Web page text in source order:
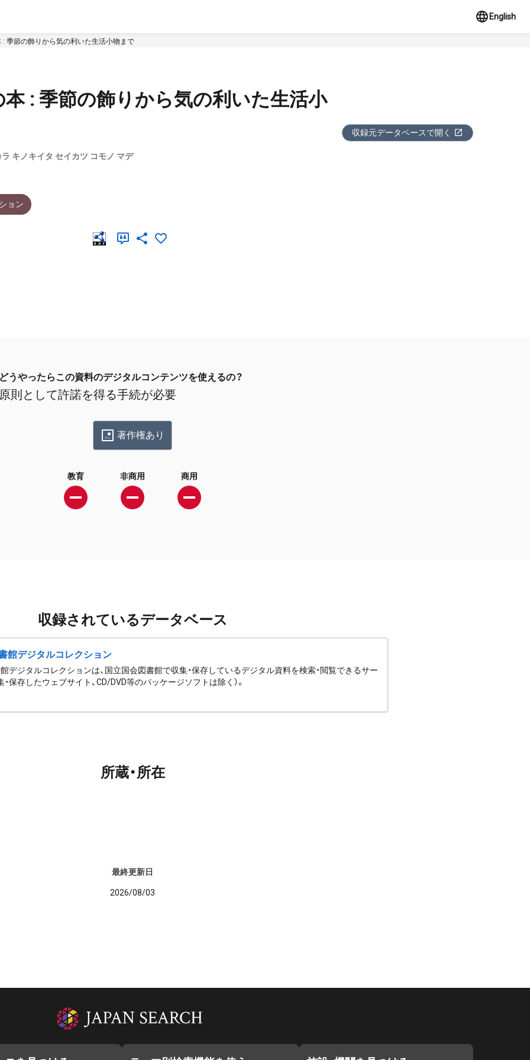
English
: 季節の飾りから気の利いた生活小物まで
本 : 季節の飾りから気の利いた生活小
キノキイタ セイカツ コモノ マデ
収録元データベースで開く
ョン
どうやったらこの資料のデジタルコンテンツを使えるの？
原則として許諾を得る手続が必要
著作権あり
教育 非商用 商用
収録されているデータベース
館デジタルコレクション
デジタルコレクションは、国立国会図書館で収集・保存しているデジタル資料を検索・閲覧できるサー
・保存したウェブサイト、CD/DVD等のパッケージソフトは除く）。
所蔵・所在
最終更新日
2026/08/03